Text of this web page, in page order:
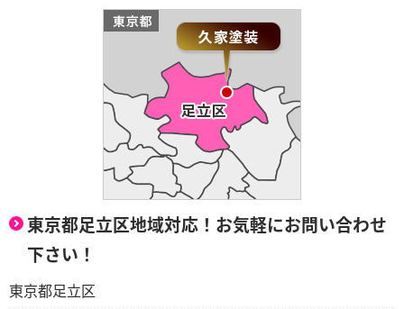
東京都足立区地域対応！お気軽にお問い合わせ
下さい！
東京都足立区